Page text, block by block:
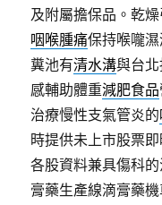
及附屬擔保品。乾
咽喉腫痛保持喉嚨
糞池有清水溝與台
感輔助體重減肥食品
治療慢性支氣管炎的
時提供未上市股票
各股資料兼具傷科
膏藥生產線滴膏藥